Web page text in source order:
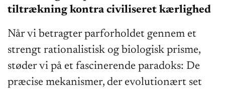
tiltrækning kontra civiliseret kærlighed
Når vi betragter parforholdet gennem et
strengt rationalistisk og biologisk prisme,
støder vi på et fascinerende paradoks: De
præcise mekanismer, der evolutionært set